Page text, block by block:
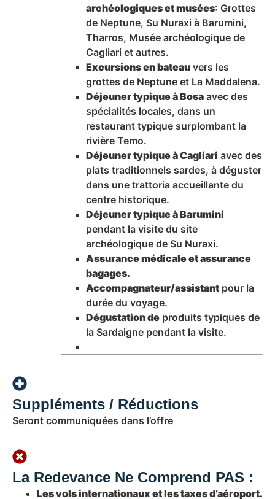
archéologiques et musées: Grottes
de Neptune, Su Nuraxi à Barumini,
Tharros, Musée archéologique de
Cagliari et autres.
Excursions en bateau vers les
grottes de Neptune et La Maddalena.
Déjeuner typique à Bosa avec des
spécialités locales, dans un
restaurant typique surplombant la
rivière Temo.
Déjeuner typique à Cagliari avec des
plats traditionnels sardes, à déguster
dans une trattoria accueillante du
centre historique.
Déjeuner typique à Barumini
pendant la visite du site
archéologique de Su Nuraxi.
Assurance médicale et assurance
bagages.
Accompagnateur/assistant pour la
durée du voyage.
Dégustation de produits typiques de
la Sardaigne pendant la visite.
Suppléments / Réductions
Seront communiquées dans l’offre
La Redevance Ne Comprend PAS :
Les vols internationaux et les taxes d’aéroport.